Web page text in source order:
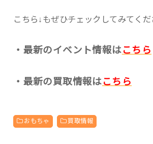
こちら↓もぜひチェックしてみてく
・最新のイベント情報はこちら
・最新の買取情報はこちら
おもちゃ 買取情報